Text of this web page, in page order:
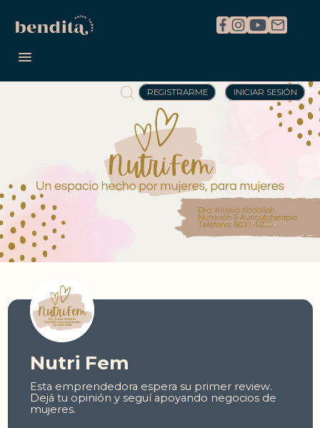
REGISTRARME INICIAR SESIÓN
Nutri Fem
Esta emprendedora espera su primer review.
Dejá tu opinión y seguí apoyando negocios de
mujeres.